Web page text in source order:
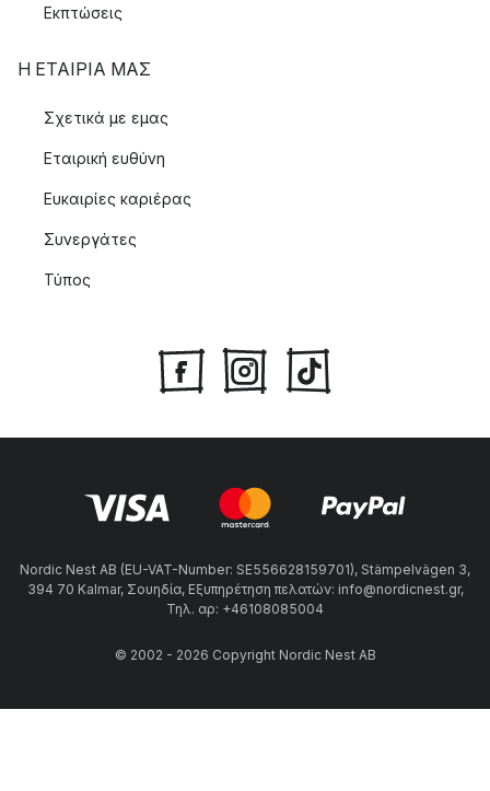
Εκπτώσεις
Η ΕΤΑΊΡΙΑ ΜΑΣ
Σχετικά με εμας
Εταιρική ευθύνη
Ευκαιρίες καριέρας
Συνεργάτες
Τύπος
Nordic Nest AB (EU-VAT-Number: SE556628159701), Stämpelvägen 3,
394 70 Kalmar, Σουηδία, Εξυπηρέτηση πελατών: info@nordicnest.gr,
Τηλ. αρ: +46108085004
© 2002 - 2026 Copyright Nordic Nest AB